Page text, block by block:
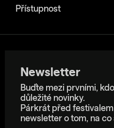
Přístupnost
Newsletter
Buďte mezi prvními,
důležité novinky.
Párkrát před
newsletter o tom, na